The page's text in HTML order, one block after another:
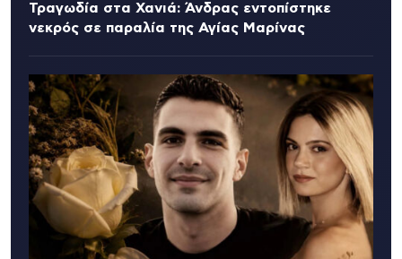
Τραγωδία στα Χανιά: Άνδρας εντοπίστηκε
νεκρός σε παραλία της Αγίας Μαρίνας